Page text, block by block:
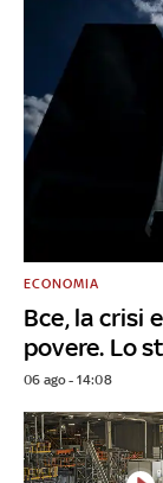
Bce, la crisi
povere. Lo
ECONOMIA
06 ago - 14:08